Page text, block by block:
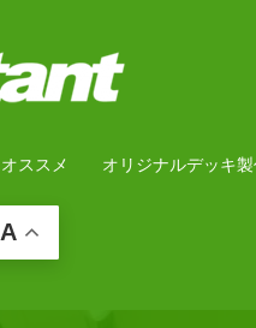
オススメ オリジナルデッキ